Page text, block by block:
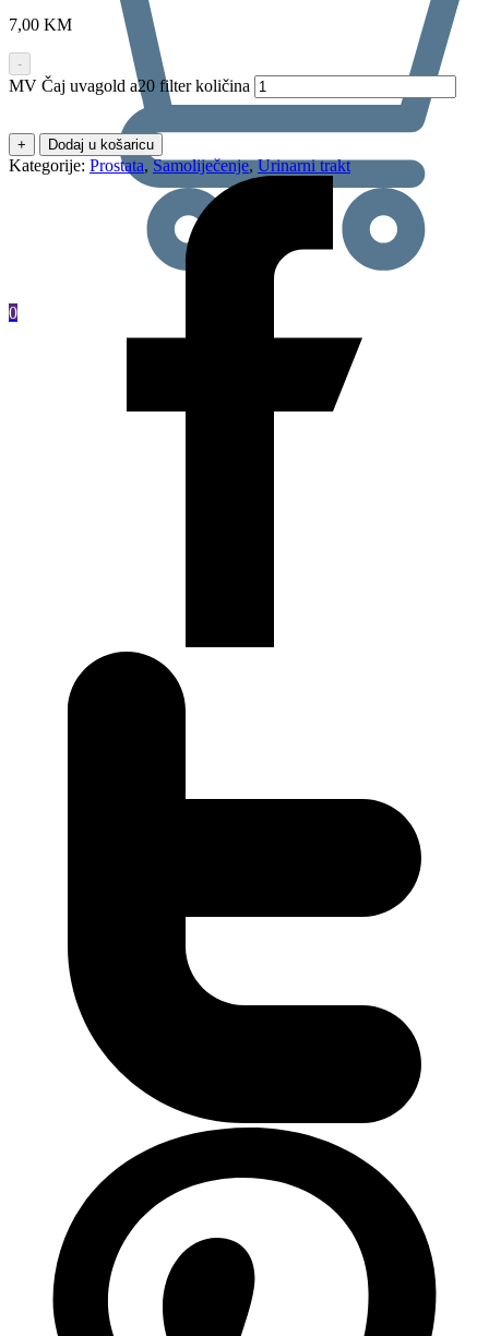
0
7,00 KM
-
MV Čaj uvagold a20 filter količina
+ Dodaj u košaricu
Kategorije: Prostata, Samoliječenje,Urinarni trakt